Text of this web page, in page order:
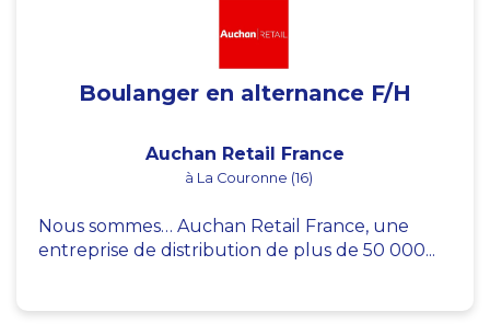
Boulanger en alternance F/H
Auchan Retail France
à La Couronne (16)
Nous sommes… Auchan Retail France, une
entreprise de distribution de plus de 50 000...